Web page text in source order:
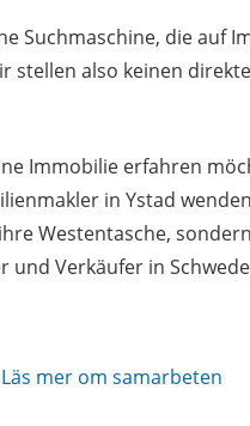
Suchmaschine, die auf
stellen also keinen
Immobilie erfahren
in Ystad
Westentasche,
und Verkäufer in
Läs mer om samarbeten